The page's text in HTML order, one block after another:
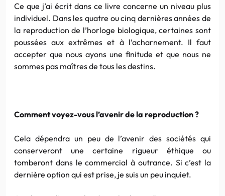
Ce que j’ai écrit dans ce livre concerne un niveau plus
individuel. Dans les quatre ou cinq dernières années de
la reproduction de l’horloge biologique, certaines sont
poussées aux extrêmes et à l’acharnement. Il faut
accepter que nous ayons une finitude et que nous ne
sommes pas maîtres de tous les destins.
Comment voyez-vous l’avenir de la reproduction ?
Cela dépendra un peu de l’avenir des sociétés qui
conserveront une certaine rigueur éthique ou
tomberont dans le commercial à outrance. Si c’est la
dernière option qui est prise, je suis un peu inquiet.